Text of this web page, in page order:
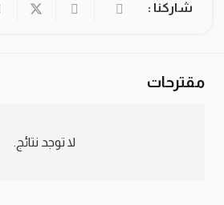
شاركنا :
مقترحات
لا توجد نتائج.